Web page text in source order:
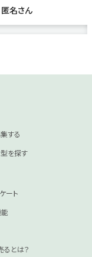
個人事業主）。年商
、アルバイト4名です
匿名さん
する
を探す
ート
るとは？